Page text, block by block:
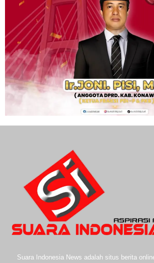
Suara Indonesia News adalah situs berita